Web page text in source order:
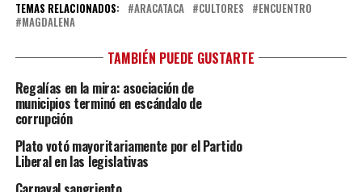
TEMAS RELACIONADOS: ARACATACA CULTORES
ENCUENTRO
MAGDALENA
TAMBIÉN PUEDE GUSTARTE
Regalías en la mira: asociación de
municipios terminó en escándalo de
corrupción
Plato votó mayoritariamente por el Partido
Liberal en las legislativas